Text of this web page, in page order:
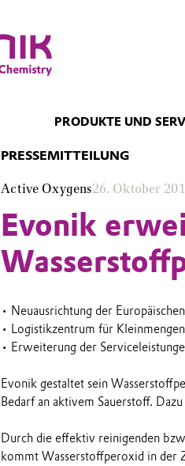
PRODUKTE UND
PRESSEMITTEILUNG
Active Oxygens26. Oktober
Evonik
• Neuausrichtung der
• Logistikzentrum für
• Erweiterung der
Evonik gestaltet sein
Bedarf an aktivem Sauerstoff.
Durch die effektiv reinigenden
kommt Wasserstoffperoxid in der